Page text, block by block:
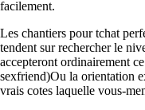
facilement.
Les chantiers pour tchat
tendent sur rechercher le
accepteront ordinairement
sexfriend)Ou la orientation
vrais cotes laquelle vous-